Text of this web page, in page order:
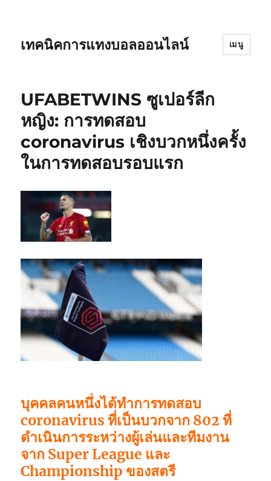
เทคนิคการแทงบอลออนไลน์ เมนู
UFABETWINS ซูเปอร์ลีก
หญิง: การทดสอบ
coronavirus เชิงบวกหนึ่งครั้ง
ในการทดสอบรอบแรก
บุคคลคนหนึ่งได้ทำการทดสอบ
coronavirus ที่เป็นบวกจาก 802 ที่
ดำเนินการระหว่างผู้เล่นและทีมงาน
จาก Super League และ
Championship ของสตรี